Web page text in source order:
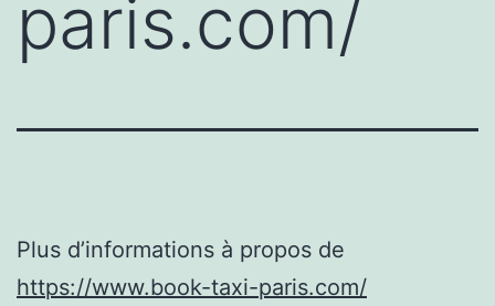
paris.com/
Plus d’informations à propos de
https://www.book-taxi-paris.com/